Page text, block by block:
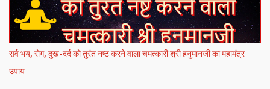
सर्व भय, रोग, दुख-दर्द को तुरंत नष्ट करने वाला चमत्कारी श्री हनुमानजी का महामंत्र
उपाय